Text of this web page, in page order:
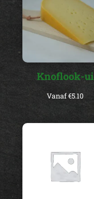
Knoflook-ui
Vanaf€5.10